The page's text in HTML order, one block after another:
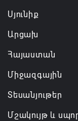
Սյունիք
Արցախ
Հայաստան
Միջազգային
Տեսանյութեր
Մշակույթ և